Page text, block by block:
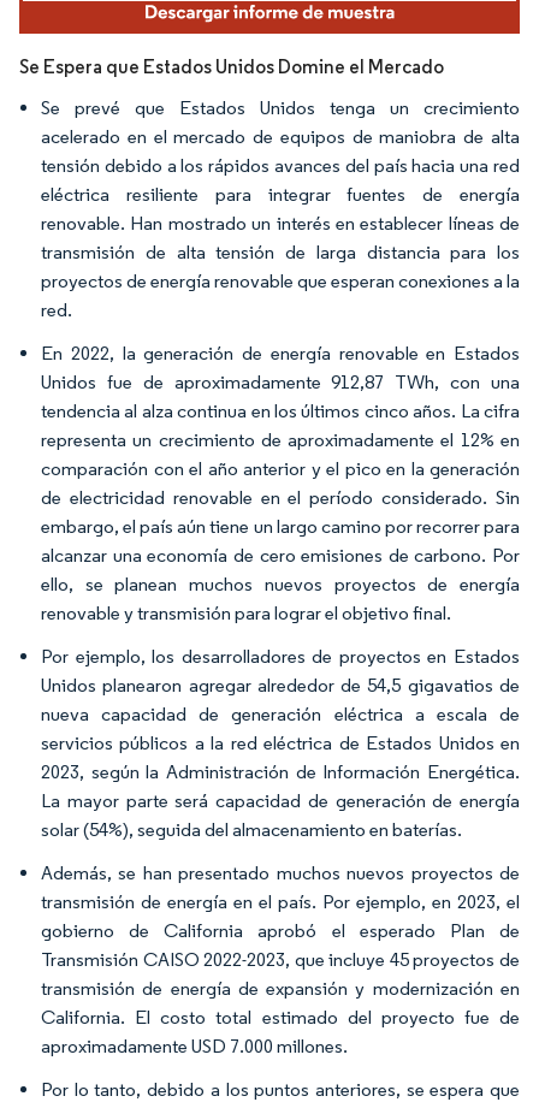
Se Espera que Estados Unidos Domine el Mercado
Se prevé que Estados Unidos tenga un crecimiento
acelerado en el mercado de equipos de maniobra de alta
tensión debido a los rápidos avances del país hacia una red
eléctrica resiliente para integrar fuentes de energía
renovable. Han mostrado un interés en establecer líneas de
transmisión de alta tensión de larga distancia para los
proyectos de energía renovable que esperan conexiones a la
red.
En 2022, la generación de energía renovable en Estados
Unidos fue de aproximadamente 912,87 TWh, con una
tendencia al alza continua en los últimos cinco años. La cifra
representa un crecimiento de aproximadamente el 12% en
comparación con el año anterior y el pico en la generación
de electricidad renovable en el período considerado. Sin
embargo, el país aún tiene un largo camino por recorrer para
alcanzar una economía de cero emisiones de carbono. Por
ello, se planean muchos nuevos proyectos de energía
renovable y transmisión para lograr el objetivo final.
Por ejemplo, los desarrolladores de proyectos en Estados
Unidos planearon agregar alrededor de 54,5 gigavatios de
nueva capacidad de generación eléctrica a escala de
servicios públicos a la red eléctrica de Estados Unidos en
2023, según la Administración de Información Energética.
La mayor parte será capacidad de generación de energía
solar (54%), seguida del almacenamiento en baterías.
Además, se han presentado muchos nuevos proyectos de
transmisión de energía en el país. Por ejemplo, en 2023, el
gobierno de California aprobó el esperado Plan de
Transmisión CAISO 2022-2023, que incluye 45 proyectos de
transmisión de energía de expansión y modernización en
California. El costo total estimado del proyecto fue de
aproximadamente USD 7.000 millones.
Por lo tanto, debido a los puntos anteriores, se espera que